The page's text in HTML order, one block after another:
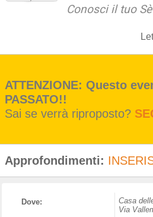
Conosci il tuo
ATTENZIONE: Questo
PASSATO!!
Sai se verrà riproposto?
Approfondimenti:
Dove:
Casa
Via